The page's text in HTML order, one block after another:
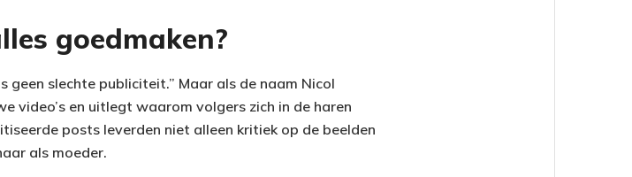
goedmaken?
geen slechte publiciteit.” Maar als de naam Nicol
video’s en uitlegt waarom volgers zich in de haren
posts leverden niet alleen kritiek op de beelden
als moeder.